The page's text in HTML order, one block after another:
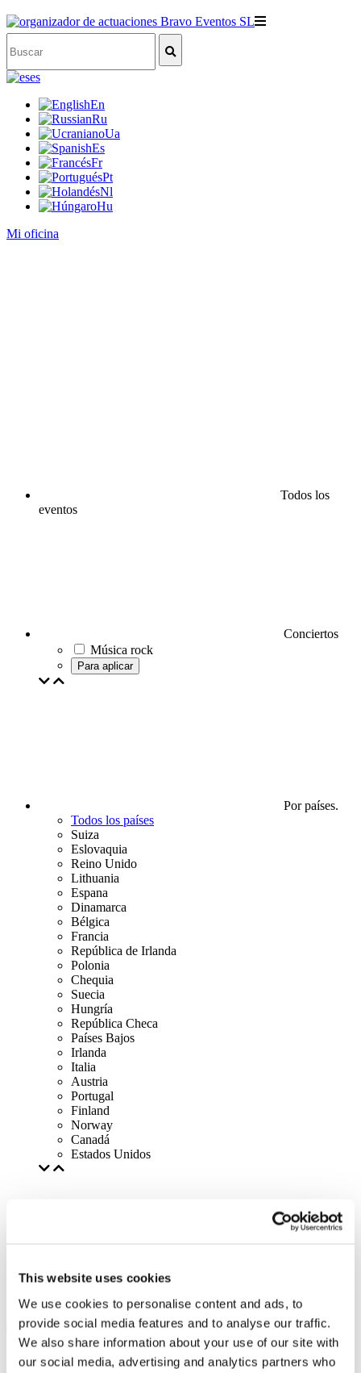
This website uses cookies
We use cookies to personalise content and ads, to
provide social media features and to analyse our traffic.
We also share information about your use of our site with
our social media, advertising and analytics partners who
es
En
Ru
Ua
Es
Fr
Pt
Nl
Hu
Mi oficina
Todos los
eventos
Conciertos
Música rock
Para aplicar
Por países.
Todos los países
Suiza
Eslovaquia
Reino Unido
Lithuania
Espana
Dinamarca
Bélgica
Francia
República de Irlanda
Polonia
Chequia
Suecia
Hungría
República Checa
Países Bajos
Irlanda
Italia
Austria
Portugal
Finland
Norway
Canadá
Estados Unidos